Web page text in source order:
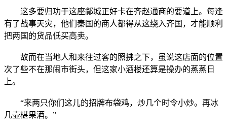
这多要归功于这座鄃城正好卡在齐赵通商的要道上。每逢
有了战事天灾，他们秦国的商人都得从这绕入齐国，才能顺利
把两国的货品低买高卖。
故而在当地人和来往过客的照拂之下，虽说这店面的位置
次了些不在那闹市街头，但这家小酒楼还算是操办的蒸蒸日
上。
“来两只你们这儿的招牌布袋鸡，炒几个时令小炒。再冰
几壶椹果酒。”